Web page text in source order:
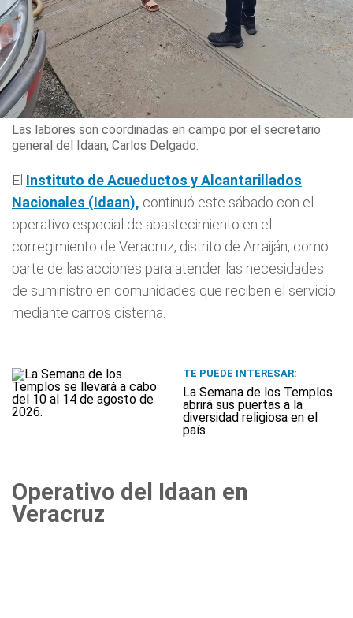
Las labores son coordinadas en campo por el secretario
general del Idaan, Carlos Delgado.
El Instituto de Acueductos y Alcantarillados
Nacionales (Idaan), continuó este sábado con el
operativo especial de abastecimiento en el
corregimiento de Veracruz, distrito de Arraiján, como
parte de las acciones para atender las necesidades
de suministro en comunidades que reciben el servicio
mediante carros cisterna.
TE PUEDE INTERESAR:
La Semana de los Templos
abrirá sus puertas a la
diversidad religiosa en el
país
Operativo del Idaan en
Veracruz